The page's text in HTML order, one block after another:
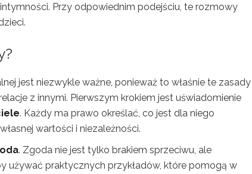
Przy odpowiednim podejściu, te rozmowy
jest niezwykle ważne, ponieważ to właśnie te zasady
z innymi. Pierwszym krokiem jest uświadomienie
. Każdy ma prawo określać, co jest dla niego
wartości i niezależności.
. Zgoda nie jest tylko brakiem sprzeciwu, ale
używać praktycznych przykładów, które pomogą w